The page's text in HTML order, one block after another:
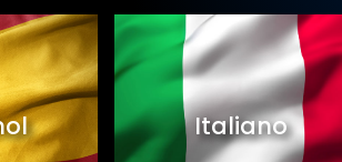
Italiano